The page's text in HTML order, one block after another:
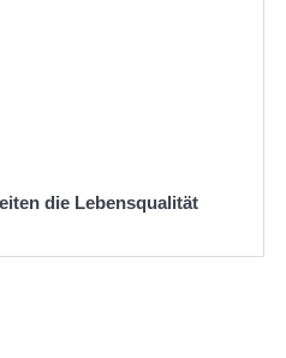
die Lebensqualität